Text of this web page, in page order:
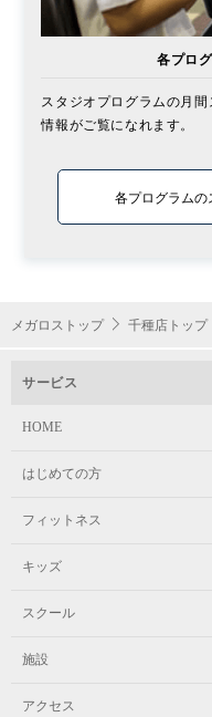
各プロ
スタジオプログラムの月
情報がご覧になれます。
各プログラムの
メガロストップ 千種店トップ
サービス
HOME
はじめての方
フィットネス
キッズ
スクール
施設
アクセス